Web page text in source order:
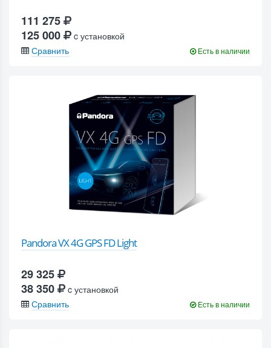
111 275
125 000
c установкой
Сравнить
Есть в наличии
Pandora VX 4G GPS FD Light
29 325
38 350
c установкой
Сравнить
Есть в наличии